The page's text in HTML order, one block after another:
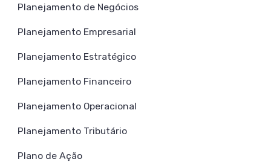
Planejamento de Negócios
Planejamento Empresarial
Planejamento Estratégico
Planejamento Financeiro
Planejamento Operacional
Planejamento Tributário
Plano de Ação